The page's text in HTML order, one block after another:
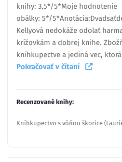
knihy: 3,5*/5*Moje hodnotenie
obálky: 5*/
Kellyová nedokáže odolať
krížovkám a dobrej knihe.
kníhkupectve a jediná vec,
Pokračovať v čítaní
Recenzované knihy:
Kníhkupectvo s vôňou škorice